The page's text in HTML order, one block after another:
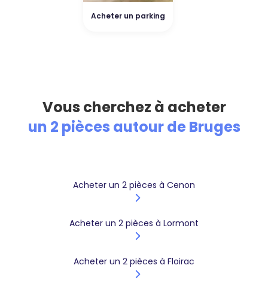
Acheter un parking
Vous cherchez à acheter
un 2 pièces autour de Bruges
Acheter un 2 pièces à Cenon
Acheter un 2 pièces à Lormont
Acheter un 2 pièces à Floirac